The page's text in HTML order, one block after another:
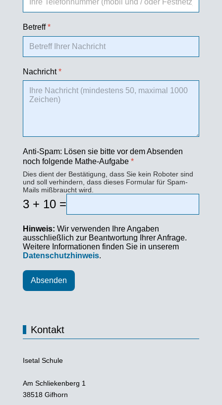
Betreff*
Nachricht*
Anti-Spam: Lösen sie bitte vor dem Absenden
noch folgende Mathe-Aufgabe*
Dies dient der Bestätigung, dass Sie kein Roboter sind
und soll verhindern, dass dieses Formular für Spam-
Mails mißbraucht wird.
3 + 10 =
Hinweis: Wir verwenden Ihre Angaben
ausschließlich zur Beantwortung Ihrer Anfrage.
Weitere Informationen finden Sie in unserem
Datenschutzhinweis.
Absenden
Kontakt
Isetal Schule
Am Schliekenberg 1
38518 Gifhorn